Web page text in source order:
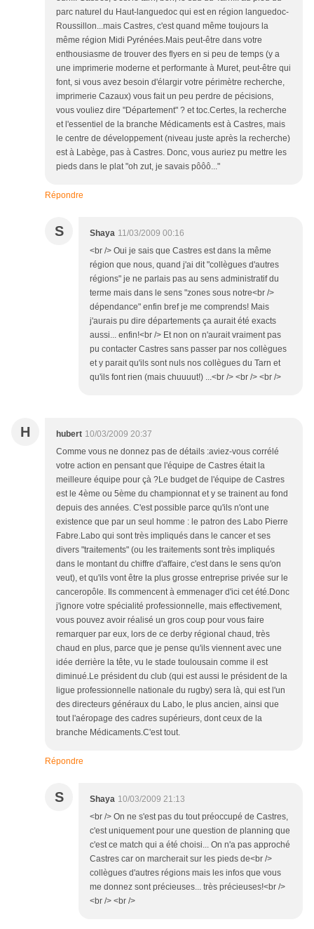
parc naturel du Haut-languedoc qui est en région languedoc-
Roussillon...mais Castres, c'est quand même toujours la
même région Midi Pyrénées.Mais peut-être dans votre
enthousiasme de trouver des flyers en si peu de temps (y a
une imprimerie moderne et performante à Muret, peut-être qui
font, si vous avez besoin d'élargir votre périmètre recherche,
imprimerie Cazaux) vous fait un peu perdre de pécisions,
vous vouliez dire "Département" ? et toc.Certes, la recherche
et l'essentiel de la branche Médicaments est à Castres, mais
le centre de développement (niveau juste après la recherche)
est à Labège, pas à Castres. Donc, vous auriez pu mettre les
pieds dans le plat "oh zut, je savais pôôô..."
Répondre
S Shaya 11/03/2009 00:16
<br /> Oui je sais que Castres est dans la même
région que nous, quand j'ai dit "collègues d'autres
régions" je ne parlais pas au sens administratif du
terme mais dans le sens "zones sous notre<br />
dépendance" enfin bref je me comprends! Mais
j'aurais pu dire départements ça aurait été exacts
aussi... enfin!<br /> Et non on n'aurait vraiment pas
pu contacter Castres sans passer par nos collègues
et y parait qu'ils sont nuls nos collègues du Tarn et
qu'ils font rien (mais chuuuut!) ...<br /> <br /> <br />
H hubert 10/03/2009 20:37
Comme vous ne donnez pas de détails :aviez-vous corrélé
votre action en pensant que l'équipe de Castres était la
meilleure équipe pour çà ?Le budget de l'équipe de Castres
est le 4ème ou 5ème du championnat et y se trainent au fond
depuis des années. C'est possible parce qu'ils n'ont une
existence que par un seul homme : le patron des Labo Pierre
Fabre.Labo qui sont très impliqués dans le cancer et ses
divers "traitements" (ou les traitements sont très impliqués
dans le montant du chiffre d'affaire, c'est dans le sens qu'on
veut), et qu'ils vont être la plus grosse entreprise privée sur le
canceropôle. Ils commencent à emmenager d'ici cet été.Donc
j'ignore votre spécialité professionnelle, mais effectivement,
vous pouvez avoir réalisé un gros coup pour vous faire
remarquer par eux, lors de ce derby régional chaud, très
chaud en plus, parce que je pense qu'ils viennent avec une
idée derrière la tête, vu le stade toulousain comme il est
diminué.Le président du club (qui est aussi le président de la
ligue professionnelle nationale du rugby) sera là, qui est l'un
des directeurs généraux du Labo, le plus ancien, ainsi que
tout l'aéropage des cadres supérieurs, dont ceux de la
branche Médicaments.C'est tout.
Répondre
S Shaya 10/03/2009 21:13
<br /> On ne s'est pas du tout préoccupé de Castres,
c'est uniquement pour une question de planning que
c'est ce match qui a été choisi... On n'a pas approché
Castres car on marcherait sur les pieds de<br />
collègues d'autres régions mais les infos que vous
me donnez sont précieuses... très précieuses!<br />
<br /> <br />